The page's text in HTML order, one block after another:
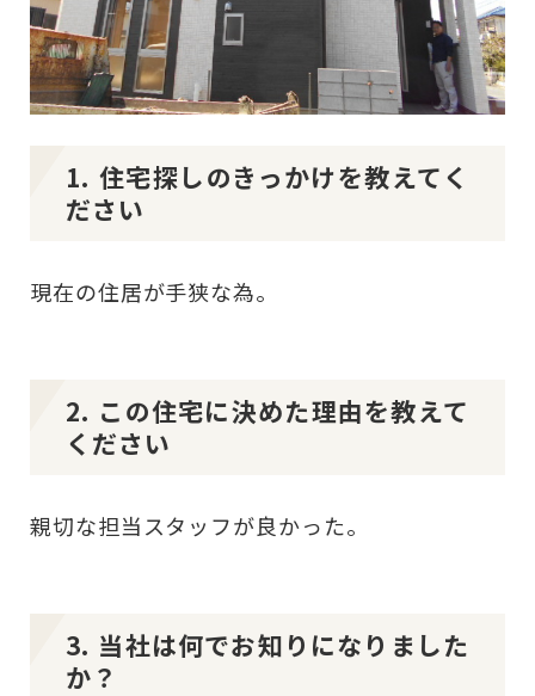
1. 住宅探しのきっかけを教えてく
ださい
現在の住居が手狭な為。
2. この住宅に決めた理由を教えて
ください
親切な担当スタッフが良かった。
3. 当社は何でお知りになりました
か？